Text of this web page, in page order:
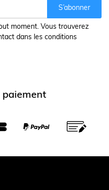
S’abonner
moment. Vous trouverez
dans les conditions
paiement